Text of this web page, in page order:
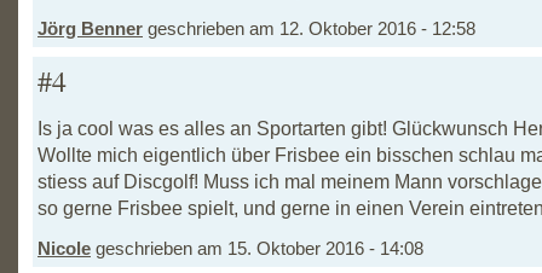
Jörg Benner geschrieben am 12. Oktober 2016 - 12:58
#4
Is ja cool was es alles an Sportarten gibt! Glückwunsch
Wollte mich eigentlich über Frisbee ein bisschen schlau
stiess auf Discgolf! Muss ich mal meinem Mann
so gerne Frisbee spielt, und gerne in einen Verein
Nicole geschrieben am 15. Oktober 2016 - 14:08